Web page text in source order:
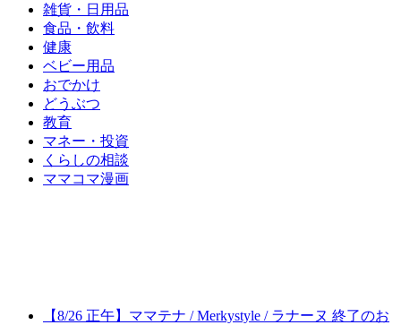
雑貨・日用品
食品・飲料
健康
ベビー用品
おでかけ
どうぶつ
教育
マネー・投資
くらしの相談
ママコマ漫画
【8/26 正午】ママテナ / Merkystyle / ラナーヌ 終了のお